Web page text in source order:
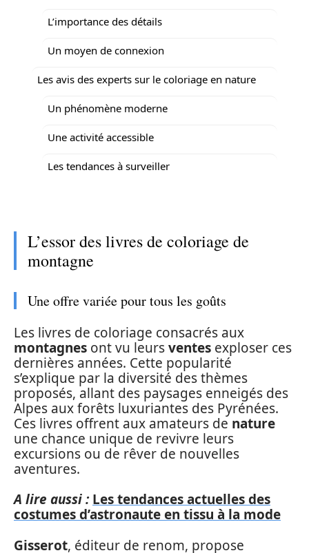
L’importance des détails
Un moyen de connexion
Les avis des experts sur le coloriage en nature
Un phénomène moderne
Une activité accessible
Les tendances à surveiller
L’essor des livres de coloriage de
montagne
Une offre variée pour tous les goûts
Les livres de coloriage consacrés aux
montagnes ont vu leursventes exploser ces
dernières années. Cette popularité
s’explique par la diversité des thèmes
proposés, allant des paysages enneigés des
Alpes aux forêts luxuriantes des Pyrénées.
Ces livres offrent aux amateurs de nature
une chance unique de revivre leurs
excursions ou de rêver de nouvelles
aventures.
A lire aussi : Les tendances actuelles des
costumes d’astronaute en tissu à la mode
Gisserot, éditeur de renom, propose